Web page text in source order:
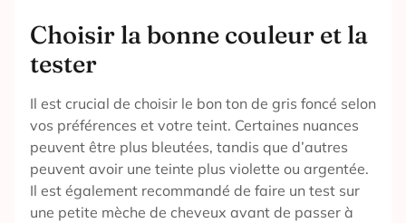
Choisir la bonne couleur et la
tester
Il est crucial de choisir le bon ton de gris foncé selon
vos préférences et votre teint. Certaines nuances
peuvent être plus bleutées, tandis que d’autres
peuvent avoir une teinte plus violette ou argentée.
Il est également recommandé de faire un test sur
une petite mèche de cheveux avant de passer à